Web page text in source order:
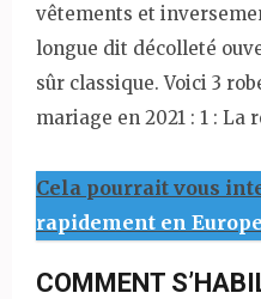
vêtements et
longue dit décolleté
sûr classique. Voici 3
mariage en 2021 : 1 : La
Cela pourrait vous
rapidement en
COMMENT